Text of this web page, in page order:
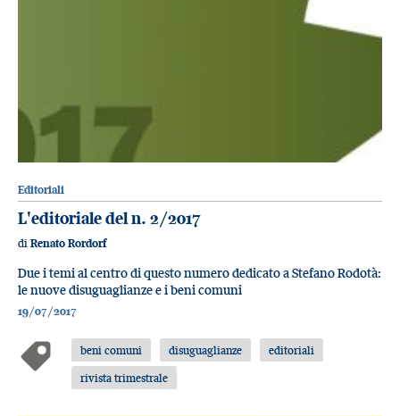
Editoriali
L'editoriale del n. 2/2017
di Renato Rordorf
Due i temi al centro di questo numero dedicato a Stefano Rodotà:
le nuove disuguaglianze e i beni comuni
19/07/2017
beni comuni disuguaglianze
editoriali
rivista trimestrale